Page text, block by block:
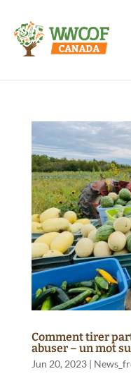
Comment tirer
abuser – un mot
Jun 20, 2023|